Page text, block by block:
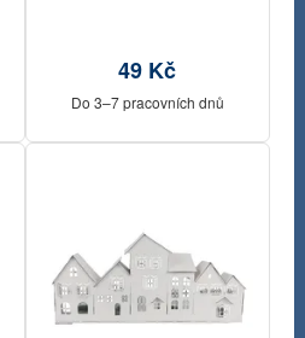
49 Kč
Do 3–7 pracovních dnů